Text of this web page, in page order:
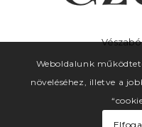
Weboldalunk
növeléséhez, illetve a